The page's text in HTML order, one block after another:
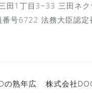
田1丁目3−33 三田ネク
番号6722 法務大臣認
の熟年広
株式会社